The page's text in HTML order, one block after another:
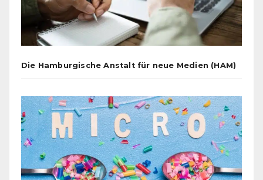
Die Hamburgische Anstalt für neue Medien (HAM)